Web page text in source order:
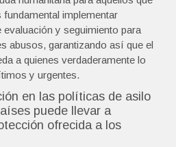
implementar
y seguimiento para
abusos, garantizando así que el
a quienes verdaderamente lo
y urgentes.
en las políticas de asilo
puede llevar a
ofrecida a los